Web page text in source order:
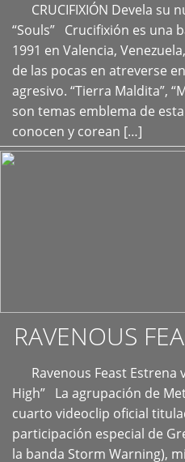
CRUCIFIXIÓN Devela su
“Souls” Crucifixión es una
1991 en Valencia,
de las pocas en atreverse
agresivo. “Tierra Maldita”,
son temas emblema de
conocen y corean […]
RAVENOUS
Ravenous Feast Estrena
High” La agrupación de
cuarto videoclip oficial
participación especial de
la banda Storm Warning),